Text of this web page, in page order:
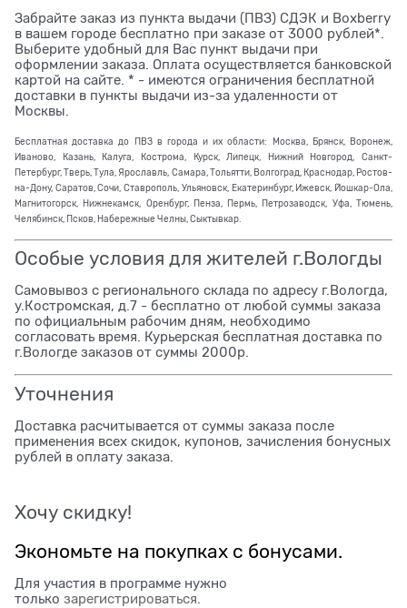
Забрайте заказ из пункта выдачи (ПВЗ) СДЭК и Boxberry
в вашем городе бесплатно при заказе от 3000 рублей*.
Выберите удобный для Вас пункт выдачи при
оформлении заказа. Оплата осуществляется банковской
картой на сайте. * - имеются ограничения бесплатной
доставки в пункты выдачи из-за удаленности от
Москвы.
Бесплатная доставка до ПВЗ в города и их области: Москва, Брянск, Воронеж,
Иваново, Казань, Калуга, Кострома, Курск, Липецк, Нижний Новгород, Санкт-
Петербург, Тверь, Тула, Ярославль, Самара, Тольятти, Волгоград, Краснодар, Ростов-
на-Дону, Саратов, Сочи, Ставрополь, Ульяновск, Екатеринбург, Ижевск, Йошкар-Ола,
Магнитогорск, Нижнекамск, Оренбург, Пенза, Пермь, Петрозаводск, Уфа, Тюмень,
Челябинск, Псков, Набережные Челны, Сыктывкар.
Особые условия для жителей г.Вологды
Самовывоз с регионального склада по адресу г.Вологда,
у.Костромская, д.7 - бесплатно от любой суммы заказа
по официальным рабочим дням, необходимо
согласовать время. Курьерская бесплатная доставка по
г.Вологде заказов от суммы 2000р.
Уточнения
Доставка расчитывается от суммы заказа после
применения всех скидок, купонов, зачисления бонусных
рублей в оплату заказа.
Хочу скидку!
Экономьте на покупках с бонусами.
Для участия в программе нужно
только зарегистрироваться